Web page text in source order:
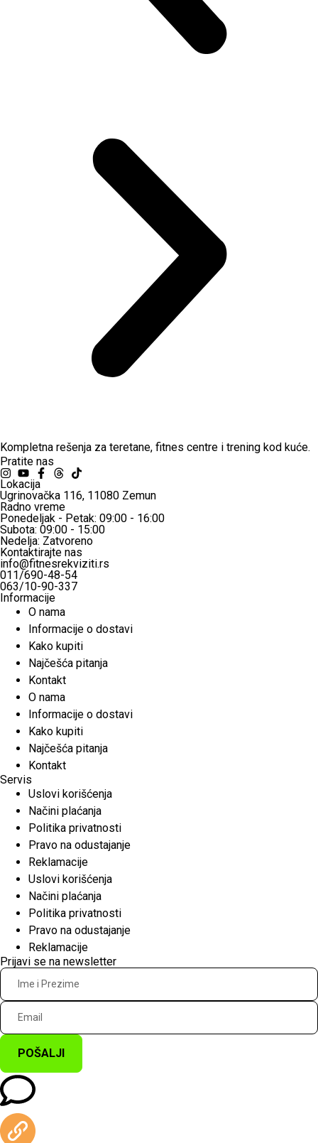
Kompletna rešenja za teretane, fitnes centre i trening kod kuće.
Pratite nas
Lokacija
Ugrinovačka 116, 11080 Zemun
Radno vreme
Ponedeljak - Petak: 09:00 - 16:00
Subota: 09:00 - 15:00
Nedelja: Zatvoreno
Kontaktirajte nas
info@fitnesrekviziti.rs
011/690-48-54
063/10-90-337
Informacije
O nama
Informacije o dostavi
Kako kupiti
Najčešća pitanja
Kontakt
O nama
Informacije o dostavi
Kako kupiti
Najčešća pitanja
Kontakt
Servis
Uslovi korišćenja
Načini plaćanja
Politika privatnosti
Pravo na odustajanje
Reklamacije
Uslovi korišćenja
Načini plaćanja
Politika privatnosti
Pravo na odustajanje
Reklamacije
Prijavi se na newsletter
POŠALJI